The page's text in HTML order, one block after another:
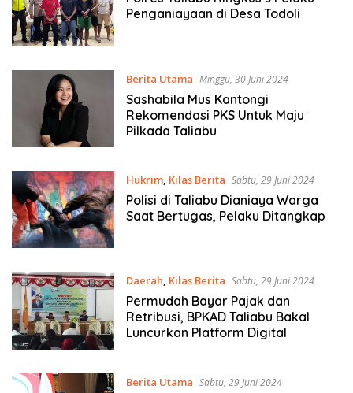
Penganiayaan di Desa Todoli
Berita Utama Minggu, 30 Juni 2024
Sashabila Mus Kantongi
Rekomendasi PKS Untuk Maju
Pilkada Taliabu
Hukrim, Kilas Berita Sabtu, 29 Juni 2024
Polisi di Taliabu Dianiaya Warga
Saat Bertugas, Pelaku Ditangkap
Daerah, Kilas Berita Sabtu, 29 Juni 2024
Permudah Bayar Pajak dan
Retribusi, BPKAD Taliabu Bakal
Luncurkan Platform Digital
Berita Utama Sabtu, 29 Juni 2024